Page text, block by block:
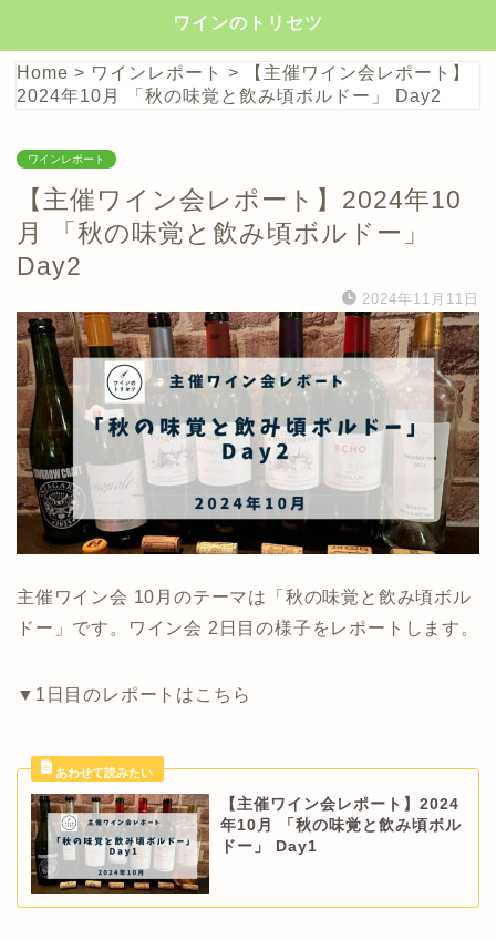
ワインのトリセツ
Home > ワインレポート >
【主催ワイン会レポート】
2024年10月 「秋の味覚と飲み頃ボルドー」 Day2
ワインレポート
【主催ワイン会レポート】2024年10
月 「秋の味覚と飲み頃ボルドー」
Day2
2024年11月11日
主催ワイン会 10月のテーマは「秋の味覚と飲み頃ボル
ドー」です。ワイン会 2日目の様子をレポートします。
▼1日目のレポートはこちら
【主催ワイン会レポート】2024
年10月 「秋の味覚と飲み頃ボル
ドー」 Day1